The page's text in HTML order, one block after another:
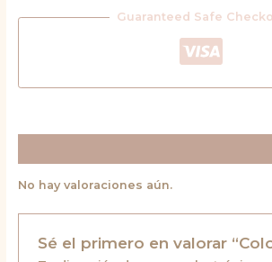
Guaranteed Safe
No hay valoraciones aún.
Sé el primero en valorar